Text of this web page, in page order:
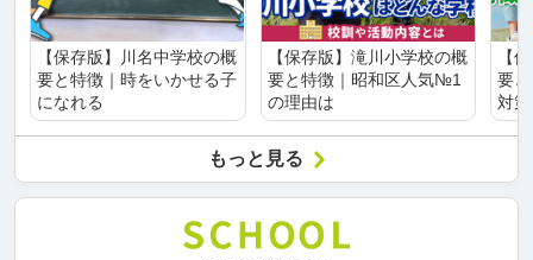
【保存版】川名中学校の概
要と特徴｜時をいかせる子
になれる
【保存版】滝川小学校の概
要と特徴｜昭和区人気№1
の理由は
【
要
対
もっと見る